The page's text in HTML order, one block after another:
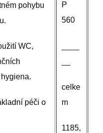
pohybu
WC,
péči o
P
560
celke
m
1185,